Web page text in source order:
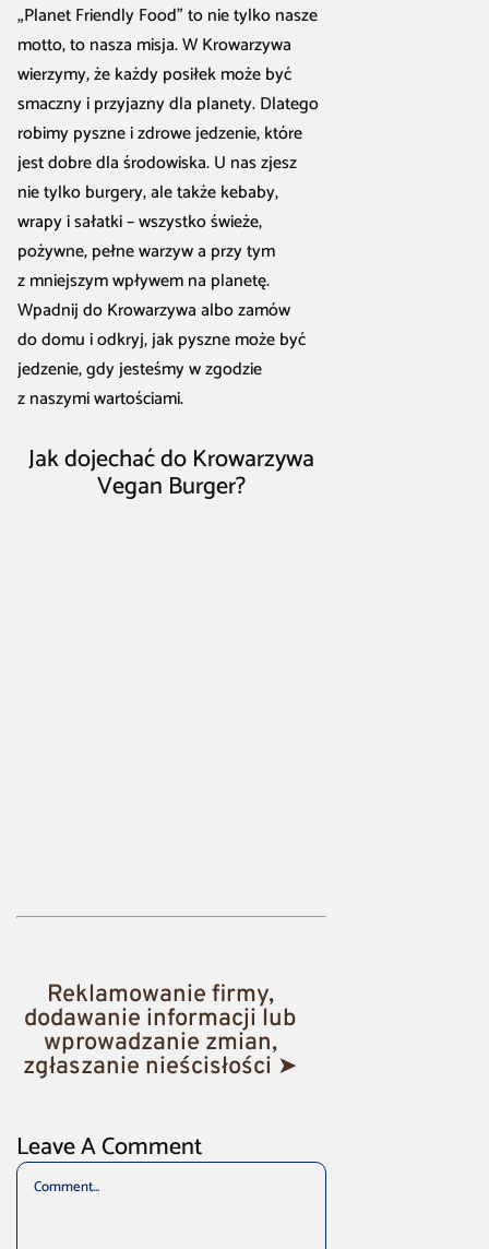
„Planet Friendly Food” to nie tylko nasze
motto, to nasza misja. W Krowarzywa
wierzymy, że każdy posiłek może być
smaczny i przyjazny dla planety. Dlatego
robimy pyszne i zdrowe jedzenie, które
jest dobre dla środowiska. U nas zjesz
nie tylko burgery, ale także kebaby,
wrapy i sałatki – wszystko świeże,
pożywne, pełne warzyw a przy tym
z mniejszym wpływem na planetę.
Wpadnij do Krowarzywa albo zamów
do domu i odkryj, jak pyszne może być
jedzenie, gdy jesteśmy w zgodzie
z naszymi wartościami.
Jak dojechać do Krowarzywa
Vegan Burger?
Reklamowanie firmy,
dodawanie informacji lub
wprowadzanie zmian,
zgłaszanie nieścisłości ➤
Leave A Comment
Comment